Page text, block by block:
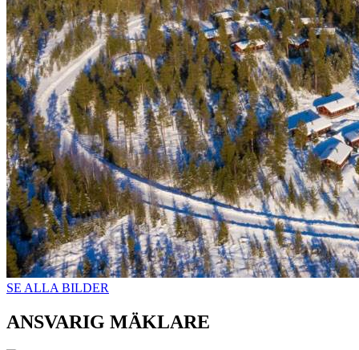
SE ALLA BILDER
ANSVARIG MÄKLARE